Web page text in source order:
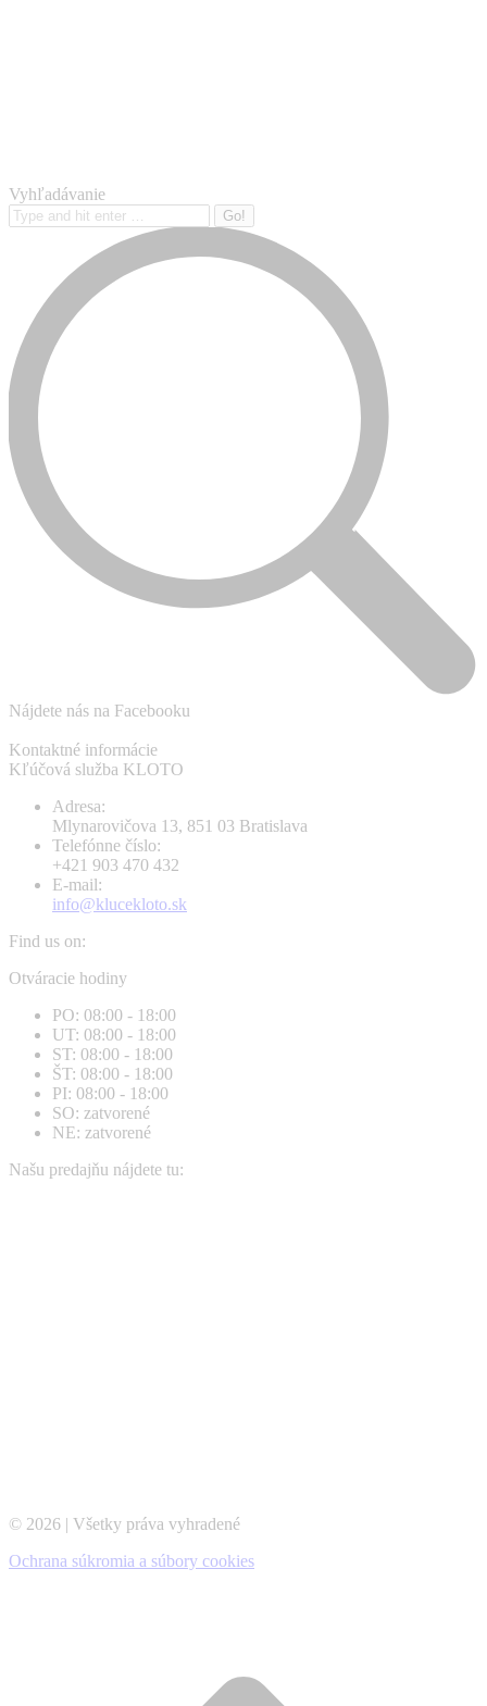
Vyhľadávanie
Search:
Nájdete nás na Facebooku
Kontaktné informácie
Kľúčová služba KLOTO
Adresa:
Mlynarovičova 13, 851 03 Bratislava
Telefónne číslo:
+421 903 470 432
E-mail:
info@klucekloto.sk
Find us on:
Facebook
opens
new
window
Instagram
opens
new
window
Otváracie hodiny
PO: 08:00 - 18:00
UT: 08:00 - 18:00
ST: 08:00 - 18:00
ŠT: 08:00 - 18:00
PI: 08:00 - 18:00
SO: zatvorené
NE: zatvorené
Našu predajňu nájdete tu:
© 2026 | Všetky práva vyhradené
Ochrana súkromia a súbory cookies